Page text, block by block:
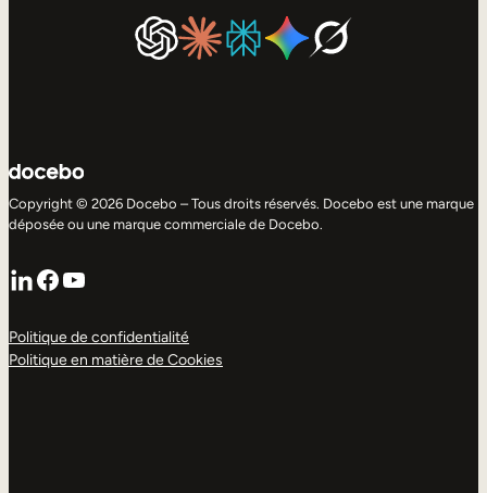
Copyright © 2026 Docebo – Tous droits réservés. Docebo est une marque
déposée ou une marque commerciale de Docebo.
LinkedIn
Facebook
YouTube
Politique de confidentialité
Politique en matière de Cookies